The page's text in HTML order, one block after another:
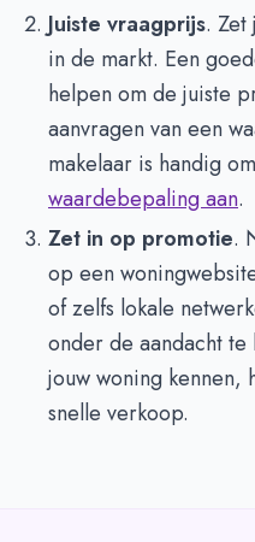
Juiste vraagprijs.
in de markt. Een
helpen om de juiste
aanvragen van een
makelaar is handig
waardebepaling aan.
Zet in op promotie.
op een
of zelfs lokale
onder de aandacht
jouw woning kennen,
snelle verkoop.